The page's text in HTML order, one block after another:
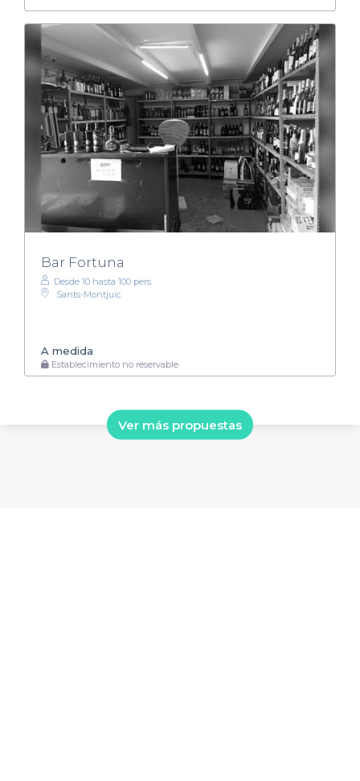
Bar Fortuna
Desde 10 hasta 100 pers.
Sants-Montjuïc
A medida
Establecimiento no reservable
Ver más propuestas